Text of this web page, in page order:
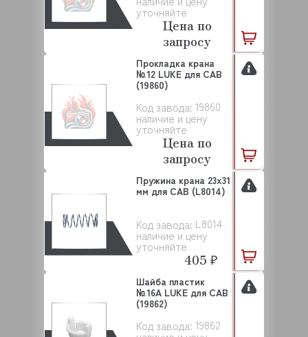
уточняйте
Цена по
запросу
Код завода: 19860
наличие и цену
уточняйте
Прокладка крана
№12 LUKE для САВ
(19860)
Цена по
запросу
Код завода: L8014
наличие и цену
уточняйте
Пружина крана 23x31
мм для CAB (L8014)
405 ₽
Код завода: 19862
Шайба пластик
№16А LUKE для САВ
(19862)